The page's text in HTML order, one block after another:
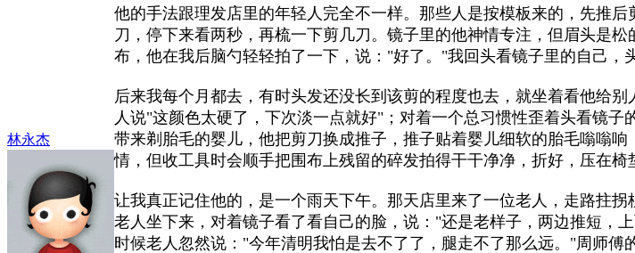
林永杰
他的手法跟理发店里的年轻人完全不一样。那些人是按模板来的，先推
刀，停下来看两秒，再梳一下剪几刀。镜子里的他神情专注，但眉头是
布，他在我后脑勺轻轻拍了一下，说："好了。"我回头看镜子里的自己，
后来我每个月都去，有时头发还没长到该剪的程度也去，就坐着看他给
人说"这颜色太硬了，下次淡一点就好"；对着一个总习惯性歪着头看镜
带来剃胎毛的婴儿，他把剪刀换成推子，推子贴着婴儿细软的胎毛嗡嗡
情，但收工具时会顺手把围布上残留的碎发拍得干干净净，折好，压在椅
让我真正记住他的，是一个雨天下午。那天店里来了一位老人，走路拄
老人坐下来，对着镜子看了看自己的脸，说："还是老样子，两边推短，
时候老人忽然说："今年清明我怕是去不了了，腿走不了那么远。"周师